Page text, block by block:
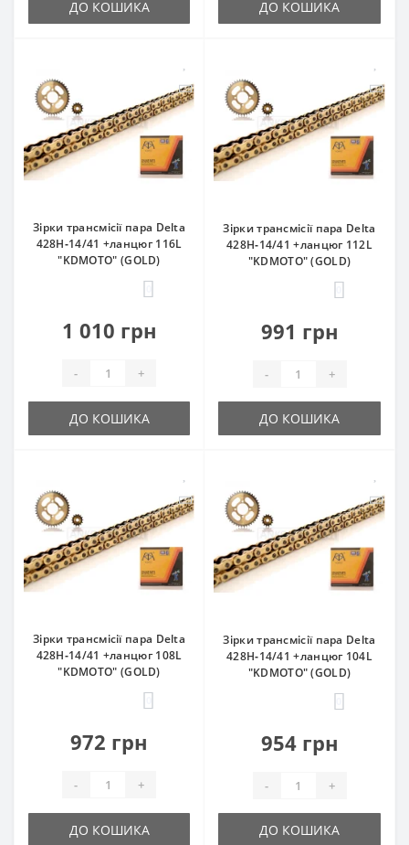
ДО КОШИКА ДО КОШИКА
Зірки трансмісії пара Delta
428H‑14/41 +ланцюг 116L
"KDMOTO" (GOLD)
1 010 грн
- +
ДО КОШИКА
Зірки трансмісії пара Delta
428H‑14/41 +ланцюг 112L
"KDMOTO" (GOLD)
991 грн
- +
ДО КОШИКА
Зірки трансмісії пара Delta
428H‑14/41 +ланцюг 108L
"KDMOTO" (GOLD)
972 грн
- +
ДО КОШИКА
Зірки трансмісії пара Delta
428H‑14/41 +ланцюг 104L
"KDMOTO" (GOLD)
954 грн
- +
ДО КОШИКА